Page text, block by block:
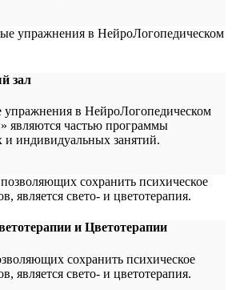
зал
в НейроЛогопедическом
являются частью программы
индивидуальных занятий.
и Цветотерапии
сохранить психическое
является свето- и цветотерапия.